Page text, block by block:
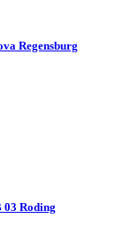
Regensburg
03 Roding